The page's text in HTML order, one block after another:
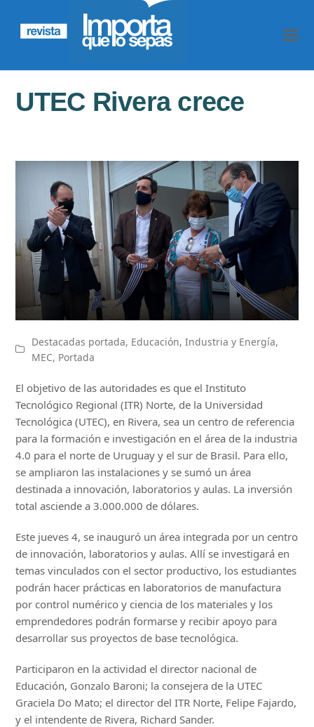
UTEC Rivera crece
Destacadas portada, Educación,Industria y Energía,
MEC, Portada
El objetivo de las autoridades es que el Instituto
Tecnológico Regional (ITR) Norte, de la Universidad
Tecnológica (UTEC), en Rivera, sea un centro de referencia
para la formación e investigación en el área de la industria
4.0 para el norte de Uruguay y el sur de Brasil. Para ello,
se ampliaron las instalaciones y se sumó un área
destinada a innovación, laboratorios y aulas. La inversión
total asciende a 3.000.000 de dólares.
Este jueves 4, se inauguró un área integrada por un centro
de innovación, laboratorios y aulas. Allí se investigará en
temas vinculados con el sector productivo, los estudiantes
podrán hacer prácticas en laboratorios de manufactura
por control numérico y ciencia de los materiales y los
emprendedores podrán formarse y recibir apoyo para
desarrollar sus proyectos de base tecnológica.
Participaron en la actividad el director nacional de
Educación, Gonzalo Baroni; la consejera de la UTEC
Graciela Do Mato; el director del ITR Norte, Felipe Fajardo,
y el intendente de Rivera, Richard Sander.